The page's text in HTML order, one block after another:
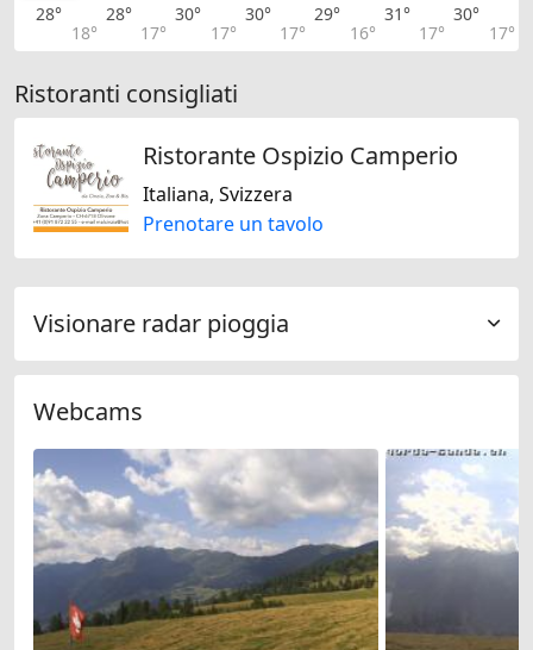
28°
18°
28°
17°
30°
17°
30°
17°
29°
16°
31°
17°
30°
17°
Ristoranti consigliati
Ristorante Ospizio Camperio
Italiana, Svizzera
Prenotare un tavolo
Visionare radar pioggia
Webcams